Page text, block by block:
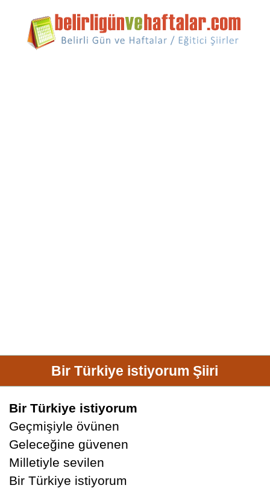
Bir Türkiye istiyorum Şiiri
Bir Türkiye istiyorum
Geçmişiyle övünen
Geleceğine güvenen
Milletiyle sevilen
Bir Türkiye istiyorum